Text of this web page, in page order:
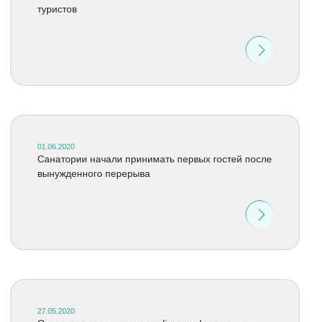
туристов
01.06.2020
Санатории начали принимать первых гостей после
вынужденного перерыва
27.05.2020